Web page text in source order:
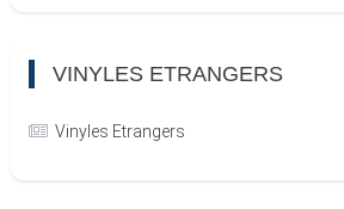
VINYLES ETRANGERS
Vinyles Etrangers